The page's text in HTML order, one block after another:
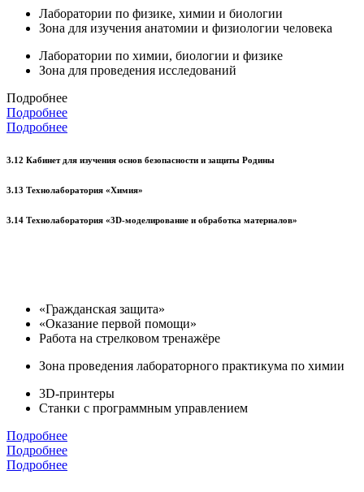
Лаборатории по физике, химии и биологии
Зона для изучения анатомии и физиологии человека
Лаборатории по химии, биологии и физике
Зона для проведения исследований
Подробнее
Подробнее
Подробнее
3.12 Кабинет для изучения основ безопасности и защиты Родины
3.13 Технолаборатория «Химия»
3.14 Технолаборатория «3D-моделирование и обработка материалов»
«Гражданская защита»
«Оказание первой помощи»
Работа на стрелковом тренажёре
Зона проведения лабораторного практикума по химии
3D-принтеры
Станки с программным управлением
Подробнее
Подробнее
Подробнее